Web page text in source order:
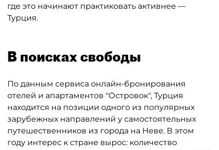
где это начинают практиковать активнее —
Турция.
В поисках свободы
По данным сервиса онлайн-бронирования
отелей и апартаментов "Островок", Турция
находится на позиции одного из популярных
зарубежных направлений у самостоятельных
путешественников из города на Неве. В этом
году интерес к стране вырос: количество